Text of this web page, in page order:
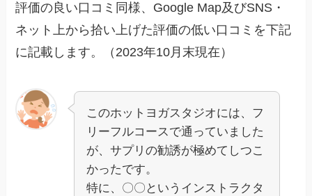
評価の良い口コミ同様、Google Map及びSNS・
ネット上から拾い上げた評価の低い口コミを下記
に記載します。（2023年10月末現在）
このホットヨガスタジオには、フ
リーフルコースで通っていました
が、サプリの勧誘が極めてしつこ
かったです。
特に、〇〇というインストラクタ